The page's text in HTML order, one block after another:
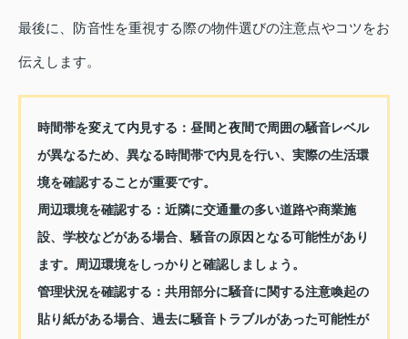
最後に、防音性を重視する際の物件選びの注意点やコツをお
伝えします。
時間帯を変えて内見する： 昼間と夜間で周囲の騒音レベル
が異なるため、異なる時間帯で内見を行い、実際の生活環
境を確認することが重要です。
周辺環境を確認する： 近隣に交通量の多い道路や商業施
設、学校などがある場合、騒音の原因となる可能性があり
ます。周辺環境をしっかりと確認しましょう。
管理状況を確認する： 共用部分に騒音に関する注意喚起の
貼り紙がある場合、過去に騒音トラブルがあった可能性が